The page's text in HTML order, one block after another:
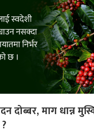
दोब्बर, माग धान्न